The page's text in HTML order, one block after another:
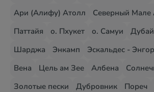
Ари (Алифу) Атолл
Северный Мале
Паттайя
о. Пхукет о. Самуи Дубай
Шарджа
Энкамп Эскальдес -
Вена
Цель ам Зее Албена
Золотые пески
Дубровник Пореч